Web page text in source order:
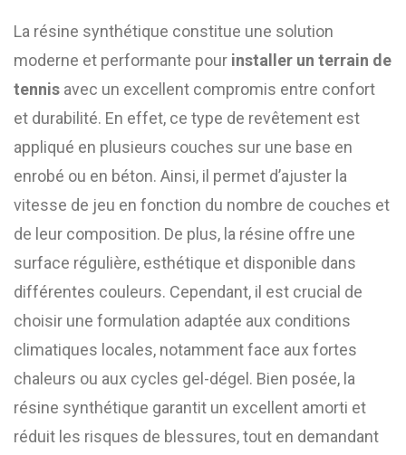
La résine synthétique constitue une solution
moderne et performante pour installer un terrain de
tennis avec un excellent compromis entre confort
et durabilité. En effet, ce type de revêtement est
appliqué en plusieurs couches sur une base en
enrobé ou en béton. Ainsi, il permet d’ajuster la
vitesse de jeu en fonction du nombre de couches et
de leur composition. De plus, la résine offre une
surface régulière, esthétique et disponible dans
différentes couleurs. Cependant, il est crucial de
choisir une formulation adaptée aux conditions
climatiques locales, notamment face aux fortes
chaleurs ou aux cycles gel-dégel. Bien posée, la
résine synthétique garantit un excellent amorti et
réduit les risques de blessures, tout en demandant